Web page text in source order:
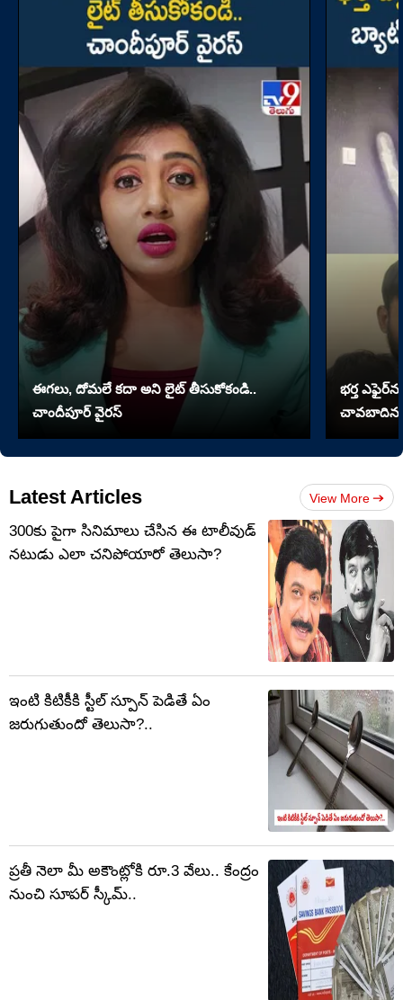
ఈగలు, దోమలే కదా అని లైట్ తీసుకోకండి..
చాందీపూర్ వైరస్
భర్త
చావబాదిన
Latest Articles View More
300కు పైగా సినిమాలు చేసిన ఈ టాలీవుడ్
నటుడు ఎలా చనిపోయారో తెలుసా?
ఇంటి కిటికీకి స్టీల్ స్పూన్ పెడితే ఏం
జరుగుతుందో తెలుసా?..
ప్రతీ నెలా మీ అకౌంట్లోకి రూ.3 వేలు.. కేంద్రం
నుంచి సూపర్ స్కీమ్..